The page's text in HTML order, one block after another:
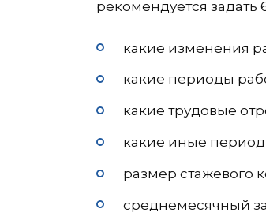
рекомендуется задать
какие изменения
какие периоды
какие трудовые
какие иные
размер стажевого
среднемесячный